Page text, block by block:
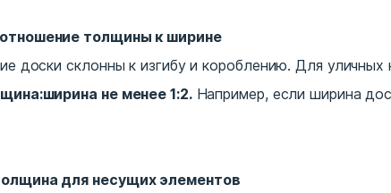
толщины к ширине
доски склонны к изгибу и короблению. Для уличных
не менее 1:2.Например, если ширина
для несущих элементов